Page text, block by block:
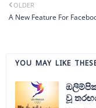
OLDER
A New Feature For
YOU MAY LIKE
වූ